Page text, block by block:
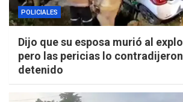
POLICIALES
Dijo que su esposa murió al
pero las pericias lo
detenido